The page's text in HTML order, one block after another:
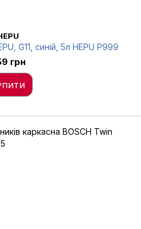
G11, синій, 5л HEPU P999
грн